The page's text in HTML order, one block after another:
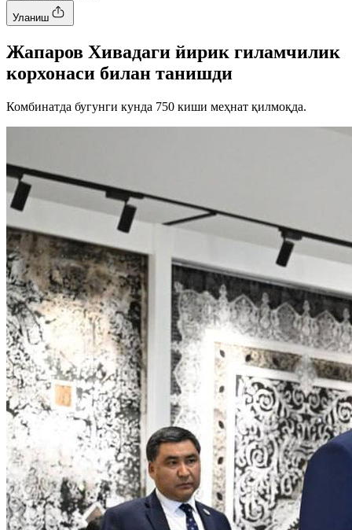
Уланиш
Жапаров Хивадаги йирик гиламчилик
корхонаси билан танишди
Комбинатда бугунги кунда 750 киши меҳнат қилмоқда.